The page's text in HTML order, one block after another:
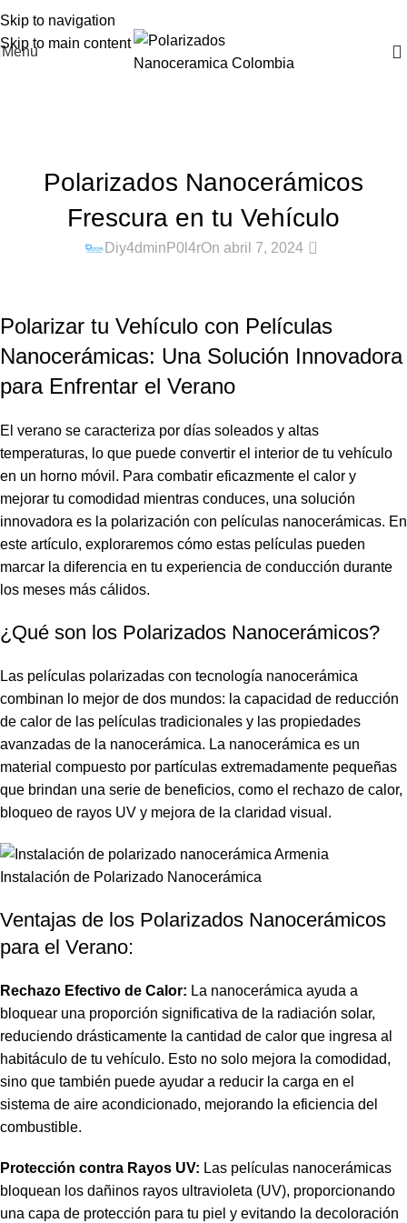
Skip to navigation
Skip to main content
Menu
POLARIZADO NANO CERÁMICA,POLARIZADO NANOCERÁMICO
Polarizados Nanocerámicos
Frescura en tu Vehículo
Diy4dminP0l4rOn abril 7, 2024 0
Polarizar tu Vehículo con Películas
Nanocerámicas: Una Solución Innovadora
para Enfrentar el Verano
El verano se caracteriza por días soleados y altas
temperaturas, lo que puede convertir el interior de tu vehículo
en un horno móvil. Para combatir eficazmente el calor y
mejorar tu comodidad mientras conduces, una solución
innovadora es la polarización con películas nanocerámicas. En
este artículo, exploraremos cómo estas películas pueden
marcar la diferencia en tu experiencia de conducción durante
los meses más cálidos.
¿Qué son los Polarizados Nanocerámicos?
Las películas polarizadas con tecnología nanocerámica
combinan lo mejor de dos mundos: la capacidad de reducción
de calor de las películas tradicionales y las propiedades
avanzadas de la nanocerámica. La nanocerámica es un
material compuesto por partículas extremadamente pequeñas
que brindan una serie de beneficios, como el rechazo de calor,
bloqueo de rayos UV y mejora de la claridad visual.
Instalación de Polarizado Nanocerámica
Ventajas de los Polarizados Nanocerámicos
para el Verano:
Rechazo Efectivo de Calor: La nanocerámica ayuda a
bloquear una proporción significativa de la radiación solar,
reduciendo drásticamente la cantidad de calor que ingresa al
habitáculo de tu vehículo. Esto no solo mejora la comodidad,
sino que también puede ayudar a reducir la carga en el
sistema de aire acondicionado, mejorando la eficiencia del
combustible.
Protección contra Rayos UV: Las películas nanocerámicas
bloquean los dañinos rayos ultravioleta (UV), proporcionando
una capa de protección para tu piel y evitando la decoloración